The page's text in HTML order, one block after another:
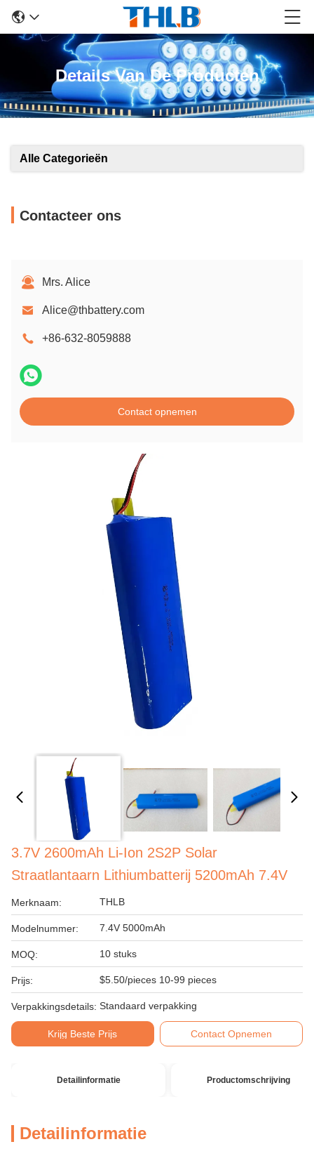
Details Van De Producten
Alle Categorieën
Contacteer ons
Mrs. Alice
Alice@thbattery.com
+86-632-8059888
Contact opnemen
3.7V 2600mAh Li-Ion 2S2P Solar
Straatlantaarn Lithiumbatterij 5200mAh 7.4V
Merknaam: THLB
Modelnummer: 7.4V 5000mAh
MOQ: 10 stuks
Prijs: $5.50/pieces 10-99 pieces
Verpakkingsdetails: Standaard verpakking
Krijg Beste Prijs Contact Opnemen
Detailinformatie Productomschrijving
Detailinformatie